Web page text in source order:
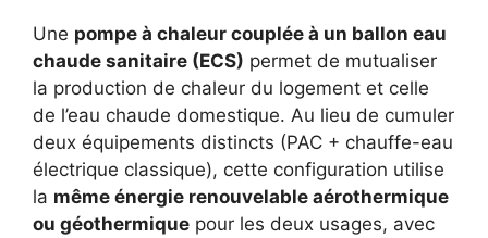
Une pompe à chaleur couplée à un ballon eau
chaude sanitaire (ECS) permet de mutualiser
la production de chaleur du logement et celle
de l’eau chaude domestique. Au lieu de cumuler
deux équipements distincts (PAC + chauffe-eau
électrique classique), cette configuration utilise
la même énergie renouvelable aérothermique
ou géothermique pour les deux usages, avec